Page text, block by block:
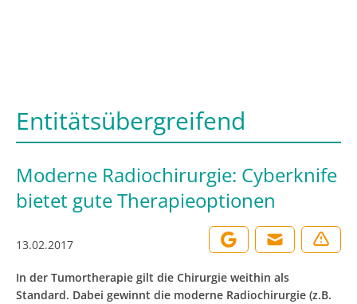
Entitätsübergreifend
Moderne Radiochirurgie: Cyberknife
bietet gute Therapieoptionen
13.02.2017
In der Tumortherapie gilt die Chirurgie weithin als
Standard. Dabei gewinnt die moderne Radiochirurgie (z.B.